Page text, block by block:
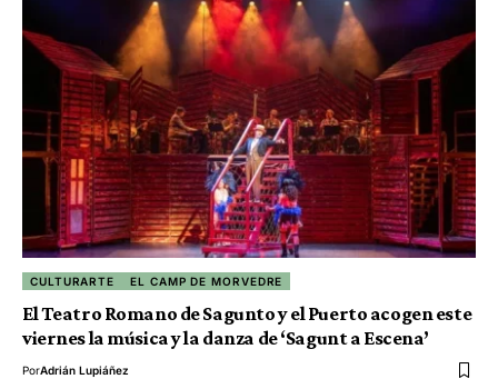
CULTURARTE EL CAMP DE MORVEDRE
El Teatro Romano de Sagunto y el Puerto acogen este
viernes la música y la danza de ‘Sagunt a Escena’
PorAdrián Lupiáñez